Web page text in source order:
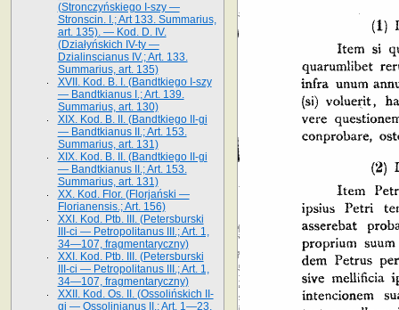
(Stronczyńskiego I-szy —
Stronscin. I.; Art 133. Summarius,
art. 135). — Kod. D. IV.
(Działyńskich IV-ty —
Dzialinscianus IV.; Art. 133.
Summarius, art. 135)
XVII. Kod. B. I. (Bandtkiego I-szy
— Bandtkianus I.; Art. 139.
Summarius, art. 130)
XIX. Kod. B. II. (Bandtkiego II-gi
— Bandtkianus II.; Art. 153.
Summarius, art. 131)
XIX. Kod. B. II. (Bandtkiego II-gi
— Bandtkianus II.; Art. 153.
Summarius, art. 131)
XX. Kod. Flor. (Florjański —
Florianensis.; Art. 156)
XXI. Kod. Ptb. III. (Petersburski
III-ci — Petropolitanus III.; Art. 1,
34—107, fragmentaryczny)
XXI. Kod. Ptb. III. (Petersburski
III-ci — Petropolitanus III.; Art. 1,
34—107, fragmentaryczny)
XXII. Kod. Os. II. (Ossolińskich II-
gi — Ossolinianus II.; Art. 1—23,